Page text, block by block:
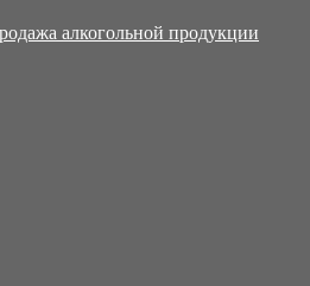
алкогольной продукции